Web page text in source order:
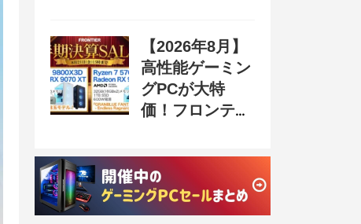
31日まで
【2026年8月】
高性能ゲーミン
グPCが大特
価！フロンティ
SALE 奥義』開
催、セール情報
まとめ